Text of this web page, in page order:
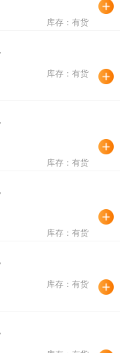
库存：有货
库存：有货
库存：有货
库存：有货
库存：有货